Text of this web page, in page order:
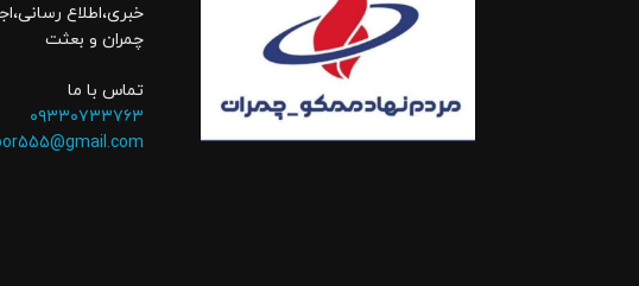
خبری،اطلاع
چمران و بعثت
تماس با ما
۰۹۳۳۰۷۳۳۷۶۳